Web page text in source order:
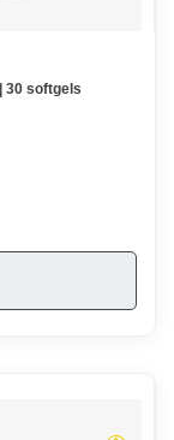
30 softgels